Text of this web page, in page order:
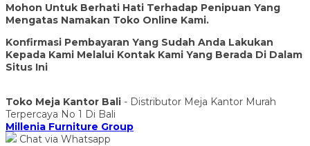
Mohon Untuk Berhati Hati Terhadap Penipuan Yang
Mengatas Namakan Toko Online Kami.
Konfirmasi Pembayaran Yang Sudah Anda Lakukan
Kepada Kami Melalui Kontak Kami Yang Berada Di Dalam
Situs Ini
Toko Meja Kantor Bali - Distributor Meja Kantor Murah
Terpercaya No 1 Di Bali
Millenia Furniture Group
Chat via Whatsapp